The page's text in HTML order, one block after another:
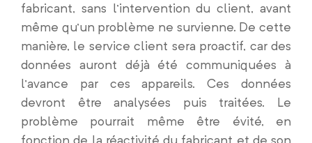
fabricant, sans l’intervention du client, avant
même qu’un problème ne survienne. De cette
manière, le service client sera proactif, car des
données auront déjà été communiquées à
l’avance par ces appareils. Ces données
devront être analysées puis traitées. Le
problème pourrait même être évité, en
fonction de la réactivité du fabricant et de son